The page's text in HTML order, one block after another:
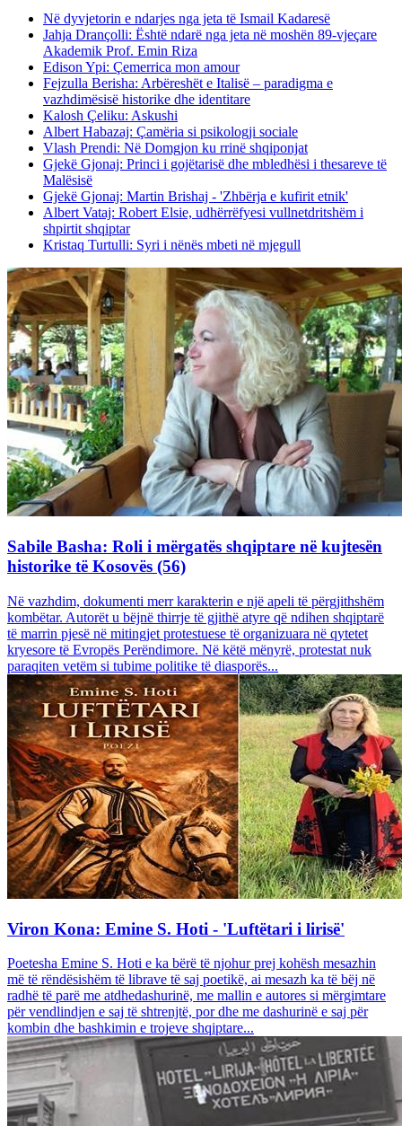
Në dyvjetorin e ndarjes nga jeta të Ismail Kadaresë
Jahja Drançolli: Është ndarë nga jeta në moshën 89-vjeçare
Akademik Prof. Emin Riza
Edison Ypi: Çemerrica mon amour
Fejzulla Berisha: Arbëreshët e Italisë – paradigma e
vazhdimësisë historike dhe identitare
Kalosh Çeliku: Askushi
Albert Habazaj: Çamëria si psikologji sociale
Vlash Prendi: Në Domgjon ku rrinë shqiponjat
Gjekë Gjonaj: Princi i gojëtarisë dhe mbledhësi i thesareve të
Malësisë
Gjekë Gjonaj: Martin Brishaj - 'Zhbërja e kufirit etnik'
Albert Vataj: Robert Elsie, udhërrëfyesi vullnetdritshëm i
shpirtit shqiptar
Kristaq Turtulli: Syri i nënës mbeti në mjegull
Sabile Basha: Roli i mërgatës shqiptare në kujtesën
historike të Kosovës (56)
Në vazhdim, dokumenti merr karakterin e një apeli të përgjithshëm
kombëtar. Autorët u bëjnë thirrje të gjithë atyre që ndihen shqiptarë
të marrin pjesë në mitingjet protestuese të organizuara në qytetet
kryesore të Evropës Perëndimore. Në këtë mënyrë, protestat nuk
paraqiten vetëm si tubime politike të diasporës...
Viron Kona: Emine S. Hoti - 'Luftëtari i lirisë'
Poetesha Emine S. Hoti e ka bërë të njohur prej kohësh mesazhin
më të rëndësishëm të librave të saj poetikë, ai mesazh ka të bëj në
radhë të parë me atdhedashurinë, me mallin e autores si mërgimtare
për vendlindjen e saj të shtrenjtë, por dhe me dashurinë e saj për
kombin dhe bashkimin e trojeve shqiptare...